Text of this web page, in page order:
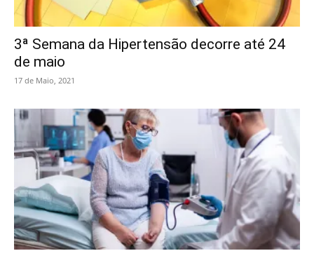
3ª Semana da Hipertensão decorre até 24
de maio
17 de Maio, 2021